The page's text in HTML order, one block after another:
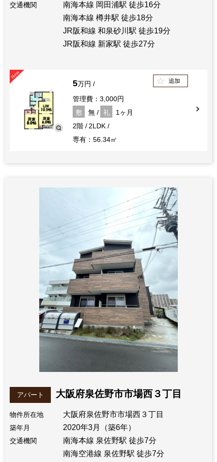
交通機関
南海本線 岡田浦駅 徒歩16分
南海本線 樽井駅 徒歩18分
JR阪和線 和泉砂川駅 徒歩19分
JR阪和線 新家駅 徒歩27分
5万円
管理費：3,000円
敷
無 礼
1ヶ月
2階
2LDK
専有：56.34㎡
追加
アパート 大阪府泉佐野市市場西３丁目
物件所在地 大阪府泉佐野市市場西３丁目
築年月 2020年3月（築6年）
交通機関
南海本線 泉佐野駅 徒歩7分
南海空港線 泉佐野駅 徒歩7分